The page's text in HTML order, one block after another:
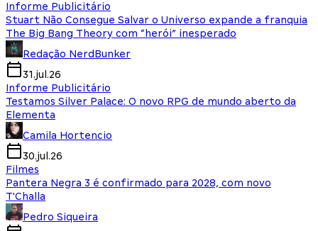
Informe Publicitário
Stuart Não Consegue Salvar o Universo expande a franquia
The Big Bang Theory com “herói” inesperado
Redação NerdBunker
31.jul.26
Informe Publicitário
Testamos Silver Palace: O novo RPG de mundo aberto da
Elementa
Camila Hortencio
30.jul.26
Filmes
Pantera Negra 3 é confirmado para 2028, com novo
T'Challa
Pedro Siqueira